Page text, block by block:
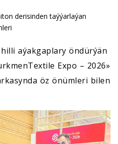
aýakgaplary öndürýän
Expo – 2026»
öz önümleri bilen